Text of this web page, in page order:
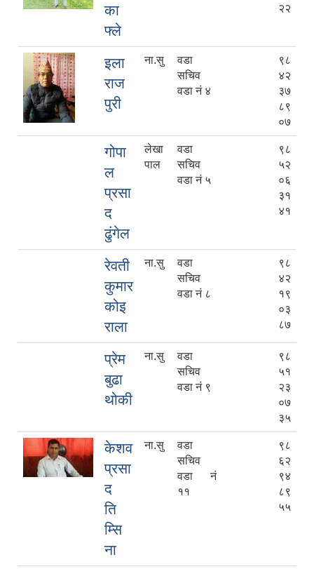
का
फ्ले
२२
इला
राज
पुरी
ना.सु
वडा
सचिव
वडा नं ४
९८
४२
३७
८९
०७
गोपा
ल
प्रसा
द
ढुंगेल
लेखा
पाल
वडा
सचिव
वडा नं ५
९८
५२
०६
३१
४१
रेवती
कुमार
कोइ
राला
ना.सु
वडा
सचिव
वडा नं ८
९८
४२
१९
०३
८७
प्रेम
बुढा
थोकी
ना.सु
वडा
सचिव
वडा नं ९
९८
५१
२३
०७
३५
केशव
प्रसा
द
ति
म्सि
ना
ना.सु
वडा
सचिव
वडा नं
११
९८
६२
९४
८९
५५